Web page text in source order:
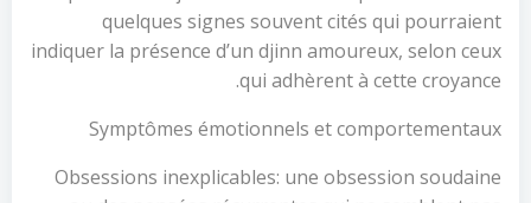
quelques signes souvent cités qui pourraient
indiquer la présence d’un djinn amoureux, selon ceux
qui adhèrent à cette croyance.
Symptômes émotionnels et comportementaux
Obsessions inexplicables: une obsession soudaine